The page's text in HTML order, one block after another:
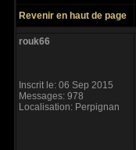
Revenir en haut de page
rouk66
Inscrit le: 06 Sep 2015
Messages: 978
Localisation: Perpignan